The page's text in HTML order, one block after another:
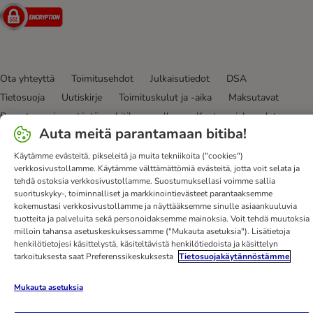
Security
Ota yhteyttä Toimitusehdot Julkaisutiedot
DSA
Tietosuoja
Uutiskirje Toimituskulut ja -aika
Maksutavat
Peruuta sopimus tästä
bitiba-sovellus
Kanta-asiakasedut
Edut
Saavutettavuusseloste
bitiba GmbH 2026
Auta meitä parantamaan bitiba!
Käytämme evästeitä, pikseleitä ja muita tekniikoita ("cookies")
verkkosivustollamme. Käytämme välttämättömiä evästeitä, jotta voit selata ja
tehdä ostoksia verkkosivustollamme. Suostumuksellasi voimme sallia
suorituskyky-, toiminnalliset ja markkinointievästeet parantaaksemme
kokemustasi verkkosivustollamme ja näyttääksemme sinulle asiaankuuluvia
tuotteita ja palveluita sekä personoidaksemme mainoksia. Voit tehdä muutoksia
milloin tahansa asetuskeskuksessamme ("Mukauta asetuksia"). Lisätietoja
henkilötietojesi käsittelystä, käsiteltävistä henkilötiedoista ja käsittelyn
tarkoituksesta saat Preferenssikeskuksesta Tietosuojakäytännöstämme
Mukauta asetuksia